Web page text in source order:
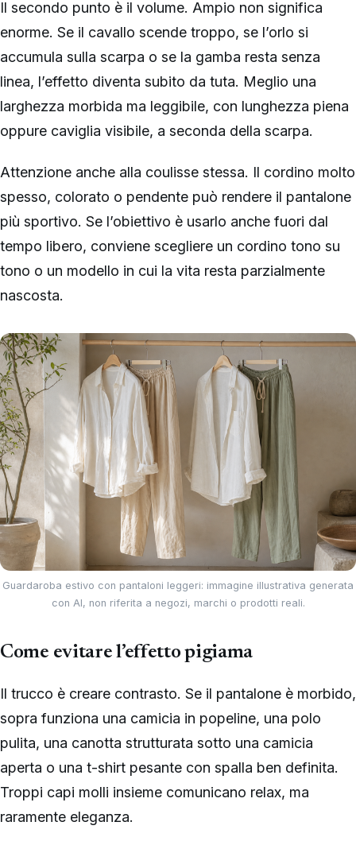
Il secondo punto è il volume. Ampio non significa
enorme. Se il cavallo scende troppo, se l’orlo si
accumula sulla scarpa o se la gamba resta senza
linea, l’effetto diventa subito da tuta. Meglio una
larghezza morbida ma leggibile, con lunghezza piena
oppure caviglia visibile, a seconda della scarpa.
Attenzione anche alla coulisse stessa. Il cordino molto
spesso, colorato o pendente può rendere il pantalone
più sportivo. Se l’obiettivo è usarlo anche fuori dal
tempo libero, conviene scegliere un cordino tono su
tono o un modello in cui la vita resta parzialmente
nascosta.
Guardaroba estivo con pantaloni leggeri: immagine illustrativa generata
con AI, non riferita a negozi, marchi o prodotti reali.
Come evitare l’effetto pigiama
Il trucco è creare contrasto. Se il pantalone è morbido,
sopra funziona una camicia in popeline, una polo
pulita, una canotta strutturata sotto una camicia
aperta o una t-shirt pesante con spalla ben definita.
Troppi capi molli insieme comunicano relax, ma
raramente eleganza.